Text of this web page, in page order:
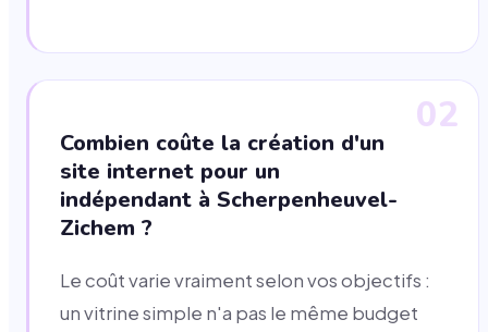
02
Combien coûte la création d'un
site internet pour un
indépendant à Scherpenheuvel-
Zichem ?
Le coût varie vraiment selon vos objectifs :
un vitrine simple n'a pas le même budget